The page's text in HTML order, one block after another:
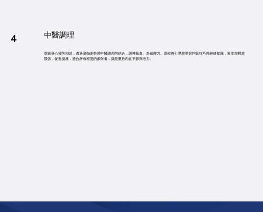
4
探索身心靈的和諧，透過瑜伽姿勢與中醫調理的結合，調整氣血、舒緩壓力。課程將引導您學習呼吸技巧與經絡知識，幫助您釋放
緊張，促進健康，適合所有程度的參與者，讓您重拾內在平靜與活力。
中醫調理